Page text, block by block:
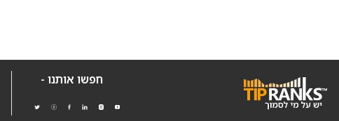
חפשו אותנו -